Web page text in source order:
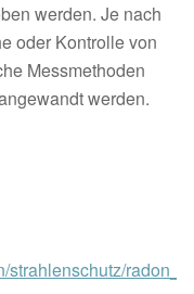
werden. Je nach
oder Kontrolle von
Messmethoden
werden.
strahlenschutz/